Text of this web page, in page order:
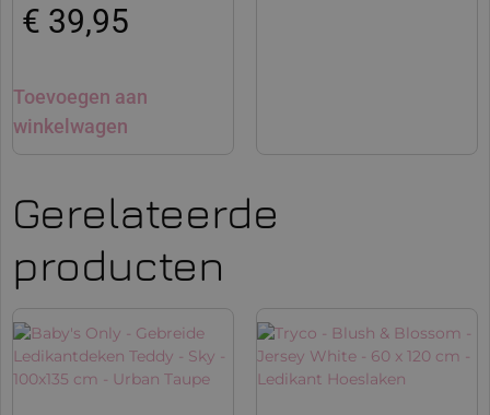
€ 39,95
Toevoegen aan
winkelwagen
Gerelateerde
producten